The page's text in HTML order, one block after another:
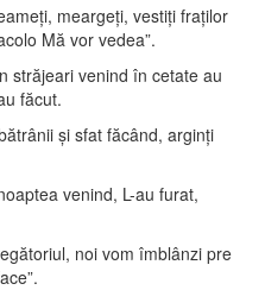
meargeţi, vestiţi fraţilor
Mă vor vedea”.
străjeari venind în cetate au
făcut.
şi sfat făcând, arginţi
venind, L-au furat,
noi vom îmblânzi pre